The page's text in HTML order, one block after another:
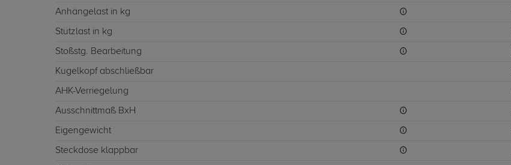
Anhängelast in kg
Stützlast in kg
Stoßstg. Bearbeitung
Kugelkopf abschließbar
AHK-Verriegelung
Ausschnittmaß BxH
Eigengewicht
Steckdose klappbar